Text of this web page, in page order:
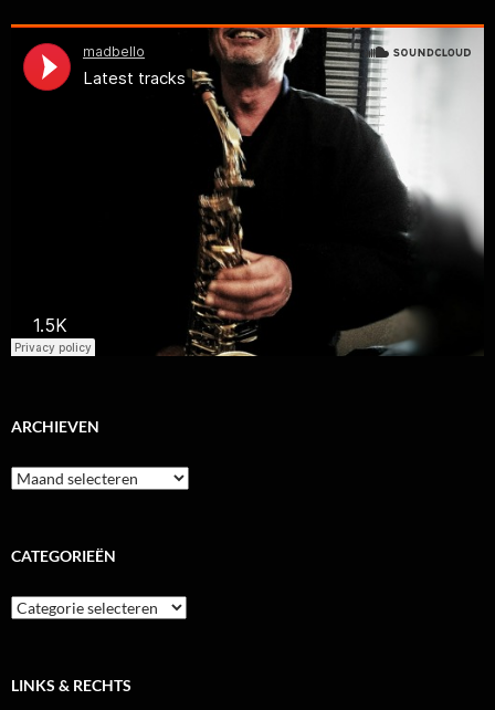
ARCHIEVEN
Archieven
CATEGORIEËN
Categorieën
LINKS & RECHTS